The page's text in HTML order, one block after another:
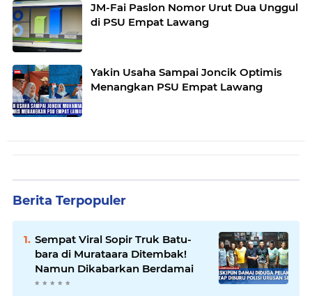
JM-Fai Paslon Nomor Urut Dua Unggul
di PSU Empat Lawang
Yakin Usaha Sampai Joncik Optimis
Menangkan PSU Empat Lawang
Berita Terpopuler
Sempat Viral Sopir Truk Batu-
bara di Murataara Ditembak!
Namun Dikabarkan Berdamai